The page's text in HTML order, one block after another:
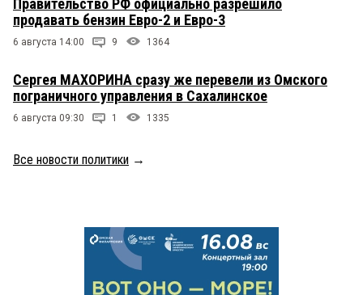
продавать бензин Евро-2 и Евро-3
6 августа 14:00 9 1364
Сергея МАХОРИНА сразу же перевели из Омского
пограничного управления в Сахалинское
6 августа 09:30 1 1335
Все новости политики →